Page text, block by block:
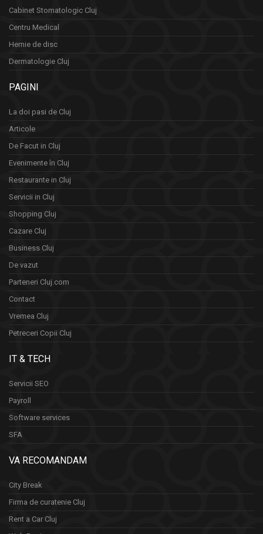
Cabinet Stomatologic Cluj
Centru Medical
Hernie de disc
Dermatologie Cluj
PAGINI
La doi pasi de Cluj
Articole
De Facut in Cluj
Evenimente în Cluj
Restaurante in Cluj
Servicii in Cluj
Shopping Cluj
Cazare Cluj
Business Cluj
De vazut
Parteneri Cluj.com
Contact
Vremea Cluj
Petreceri Copii Cluj
IT & TECH
Servicii SEO
Payroll
Software services
SFA
VA RECOMANDAM
City Break
Firma de curatenie Cluj
Rent a Car Cluj